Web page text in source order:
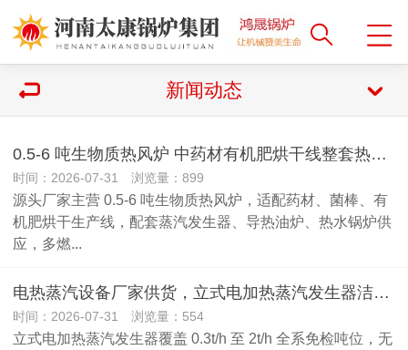
新闻动态
0.5-6 吨生物质热风炉 中药材有机肥烘干线整套热源应用方案
时间：2026-07-31 浏览量：899
源头厂家主营 0.5-6 吨生物质热风炉，适配药材、菌棒、有
机肥烘干生产线，配套蒸汽发生器、导热油炉、热水锅炉供
应，多燃...
电热蒸汽设备厂家供货，立式电加热蒸汽发生器洁净供汽全套解决方案
时间：2026-07-31 浏览量：554
立式电加热蒸汽发生器覆盖 0.3t/h 至 2t/h 全系免检吨位，无